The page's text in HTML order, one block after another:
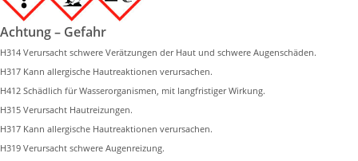
Achtung – Gefahr
H314 Verursacht schwere Verätzungen der Haut und schwere Augenschäden.
H317 Kann allergische Hautreaktionen verursachen.
H412 Schädlich für Wasserorganismen, mit langfristiger Wirkung.
H315 Verursacht Hautreizungen.
H317 Kann allergische Hautreaktionen verursachen.
H319 Verursacht schwere Augenreizung.